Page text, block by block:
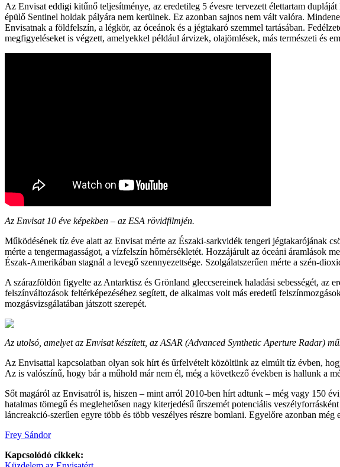
Az Envisat eddigi kitűnő teljesítménye, az eredetileg 5 évesre tervezett élettartam
épülő Sentinel holdak pályára nem kerülnek. Ez azonban sajnos nem vált valóra.
Envisatnak a földfelszín, a légkör, az óceánok és a jégtakaró szemmel tartásában.
megfigyeléseket is végzett, amelyekkel például árvizek, olajömlések, más természeti és
Az Envisat 10 éve képekben – az ESA rövidfilmjén.
Működésének tíz éve alatt az Envisat mérte az Északi-sarkvidék tengeri jégtakarójának
mérte a tengermagasságot, a vízfelszín hőmérsékletét. Hozzájárult az óceáni áramlások
Észak-Amerikában stagnál a levegő szennyezettsége. Szolgálatszerűen mérte a szén-
A szárazföldön figyelte az Antarktisz és Grönland gleccsereinek haladási sebességét, az
felszínváltozások feltérképezéséhez segített, de alkalmas volt más eredetű
mozgásvizsgálatában játszott szerepét.
Az utolsó, amelyet az Envisat készített, az ASAR (Advanced Synthetic Aperture Radar)
Az Envisattal kapcsolatban olyan sok hírt és űrfelvételt közöltünk az elmúlt tíz évben,
Az is valószínű, hogy bár a műhold már nem él, még a következő években is hallunk a
Sőt magáról az Envisatról is, hiszen – mint arról 2010-ben hírt adtunk – még vagy 150
hatalmas tömegű és meglehetősen nagy kiterjedésű űrszemét potenciális
láncreakció-szerűen egyre több és több veszélyes részre bomlani. Egyelőre azonban
Frey Sándor
Kapcsolódó cikkek: